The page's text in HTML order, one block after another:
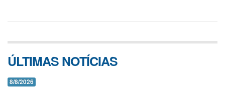
ÚLTIMAS NOTÍCIAS
8/8/2026